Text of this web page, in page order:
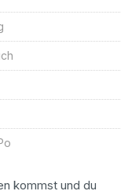
kommst und du